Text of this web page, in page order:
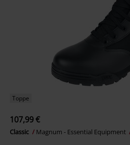
Toppe
107,99 €
Classic Magnum - Essential Equipment